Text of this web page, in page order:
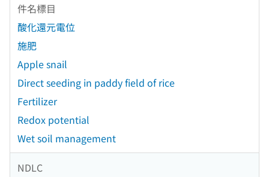
件名標目
酸化還元電位
施肥
Apple snail
Direct seeding in paddy field of rice
Fertilizer
Redox potential
Wet soil management
NDLC